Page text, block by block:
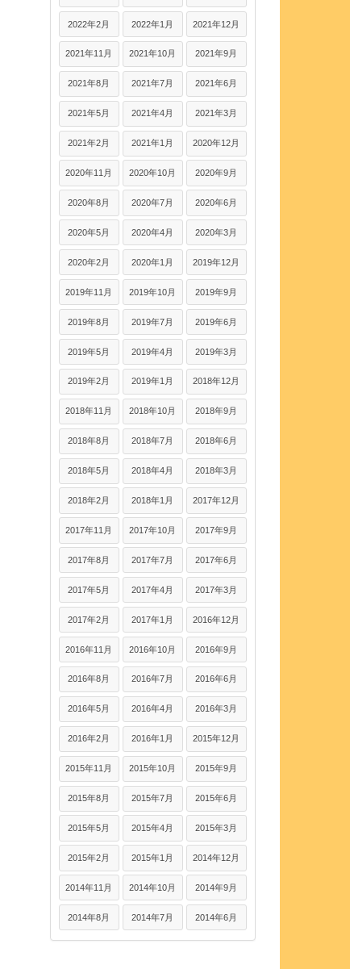
2022年2月 2022年1月 2021年12月
2021年11月 2021年10月 2021年9月
2021年8月 2021年7月 2021年6月
2021年5月 2021年4月 2021年3月
2021年2月 2021年1月 2020年12月
2020年11月 2020年10月 2020年9月
2020年8月 2020年7月 2020年6月
2020年5月 2020年4月 2020年3月
2020年2月 2020年1月 2019年12月
2019年11月 2019年10月 2019年9月
2019年8月 2019年7月 2019年6月
2019年5月 2019年4月 2019年3月
2019年2月 2019年1月 2018年12月
2018年11月 2018年10月 2018年9月
2018年8月 2018年7月 2018年6月
2018年5月 2018年4月 2018年3月
2018年2月 2018年1月 2017年12月
2017年11月 2017年10月 2017年9月
2017年8月 2017年7月 2017年6月
2017年5月 2017年4月 2017年3月
2017年2月 2017年1月 2016年12月
2016年11月 2016年10月 2016年9月
2016年8月 2016年7月 2016年6月
2016年5月 2016年4月 2016年3月
2016年2月 2016年1月 2015年12月
2015年11月 2015年10月 2015年9月
2015年8月 2015年7月 2015年6月
2015年5月 2015年4月 2015年3月
2015年2月 2015年1月 2014年12月
2014年11月 2014年10月 2014年9月
2014年8月 2014年7月 2014年6月